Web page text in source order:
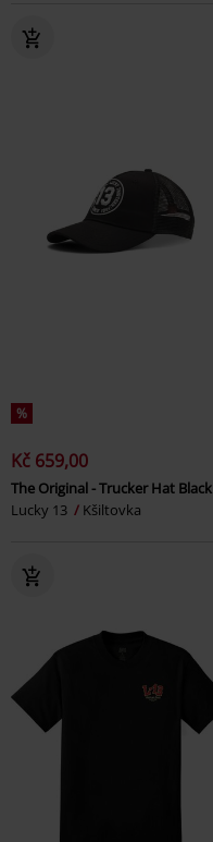
%
Kč 659,00
The Original - Trucker Hat Black
Lucky 13
Kšiltovka